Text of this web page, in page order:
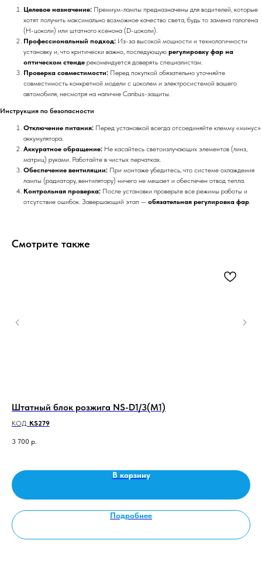
Целевое назначение: Премиум-лампы предназначены для водителей, которые
хотят получить максимально возможное качество света, будь то замена галогена
(H-цоколи) или штатного ксенона (D-цоколи).
Профессиональный подход: Из-за высокой мощности и технологичности
установку и, что критически важно, последующую регулировку фар на
оптическом стенде рекомендуется доверять специалистам.
Проверка совместимости: Перед покупкой обязательно уточняйте
совместимость конкретной модели с цоколем и электросистемой вашего
автомобиля, несмотря на наличие Canbus-защиты.
Инструкция по безопасности
Отключение питания: Перед установкой всегда отсоединяйте клемму «минус»
аккумулятора.
Аккуратное обращение: Не касайтесь светоизлучающих элементов (линз,
матриц) руками. Работайте в чистых перчатках.
Обеспечение вентиляции: При монтаже убедитесь, что системе охлаждения
лампы (радиатору, вентилятору) ничего не мешает и обеспечен отвод тепла.
Контрольная проверка: После установки проверьте все режимы работы и
отсутствие ошибок. Завершающий этап — обязательная регулировка фар.
Смотрите также
Штатный блок розжига NS-D1/3(M1)
КОД: KS279
3 700 р.
В корзину
Подробнее